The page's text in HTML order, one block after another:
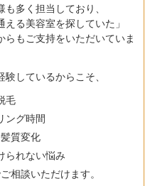
多く担当しており、
える美容室を探していた」
らもご支持をいただいていま
しているからこそ、
毛
ング時間
質変化
られない悩み
相談いただけます。